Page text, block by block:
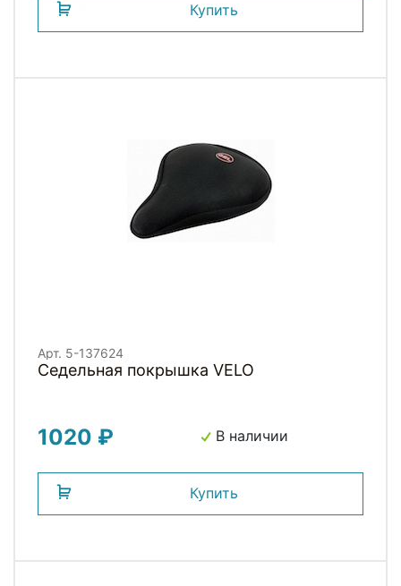
Купить
Арт. 5-137624
Седельная покрышка VELO
1020 ₽ В наличии
Купить